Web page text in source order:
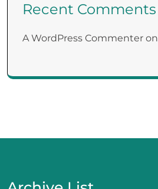
Recent Comments
A WordPress Commenter on